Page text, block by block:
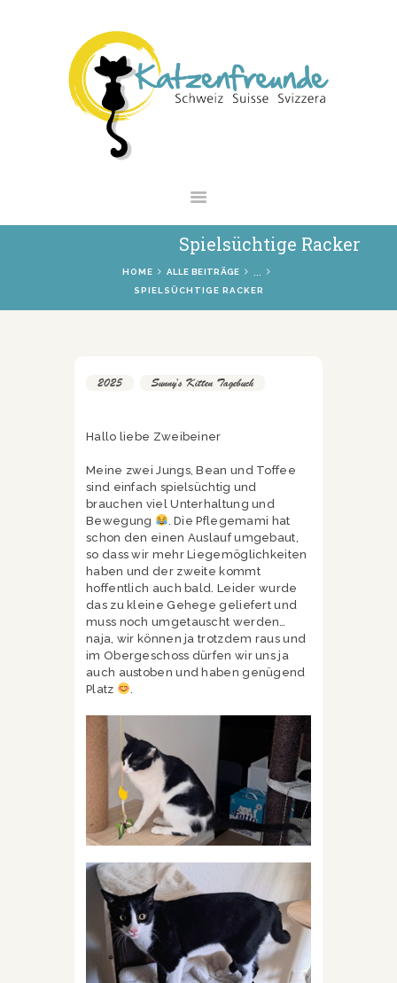
Spielsüchtige Racker
HOME ALLE BEITRÄGE
SPIELSÜCHTIGE RACKER
NEWS
VERMITTLUNG
INTERESSANTES
SHOP
2025 Sunny's Kitten Tagebuch
Hallo liebe Zweibeiner
Meine zwei Jungs, Bean und Toffee
sind einfach spielsüchtig und
brauchen viel Unterhaltung und
Bewegung
. Die Pflegemami hat
schon den einen Auslauf umgebaut,
so dass wir mehr Liegemöglichkeiten
haben und der zweite kommt
hoffentlich auch bald. Leider wurde
das zu kleine Gehege geliefert und
muss noch umgetauscht werden…
naja, wir können ja trotzdem raus und
im Obergeschoss dürfen wir uns ja
auch austoben und haben genügend
Platz
.